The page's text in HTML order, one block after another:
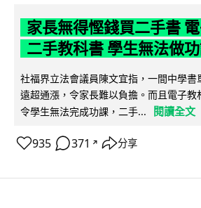
家長無得慳錢買二手書
二手教科書 學生無法做
社福界立法會議員陳文宜指，一間中學書
遠超通漲，令家長難以負擔。而且電子教
令學生無法完成功課，二手...
閱讀全文
935 371 ↗ 分享